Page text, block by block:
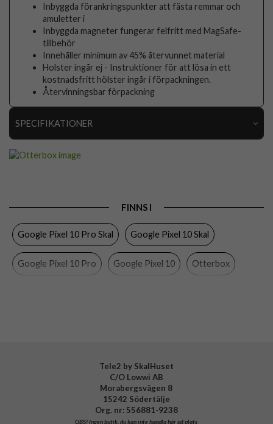
Inbyggda förankringspunkter att fästa remmar och
amuletter i
Inbyggda magneter fungerar felfritt med MagSafe-
tillbehör
Innehåller minimum av 45% återvunnet material
Holster ingår ej - Instruktioner för att lösa in ett
kostnadsfritt hölster ingår i förpackningen.
Återvinningsbar förpackning
SPECIFIKATIONER
MagSafe-kompatibel, Stöttålig
Färg Blå, Genomskinlig
Hårdplast (PC), Mjukplast (TPU)
FINNS I
Google Pixel 10 Pro Skal Google Pixel 10 Skal
Google Pixel 10 Pro Google Pixel 10 Otterbox
Tele2 by SkalHuset
C/O Lowwi AB
Morabergsvägen 8
15242 Södertälje
Org. nr: 556881-9238
OBS!Ingen butik, du kan inte handla här på plats